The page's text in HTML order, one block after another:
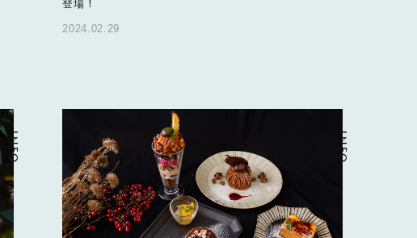
登場！
2024.02.29
INFO INFO